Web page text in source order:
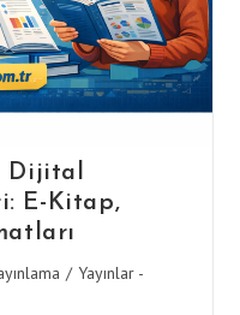
Dijital
E-Kitap,
/ Yayınlar -